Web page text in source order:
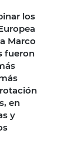
los
Marco
fueron
en
y